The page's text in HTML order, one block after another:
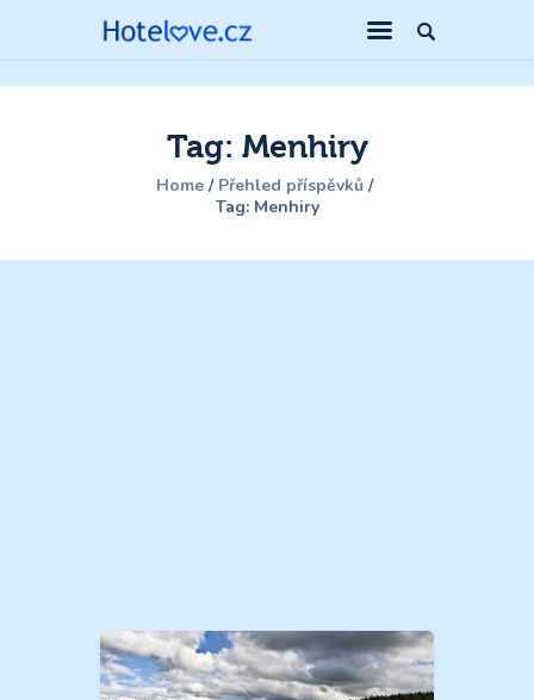
Tag: Menhiry
Home
Přehled příspěvků
Tag: Menhiry